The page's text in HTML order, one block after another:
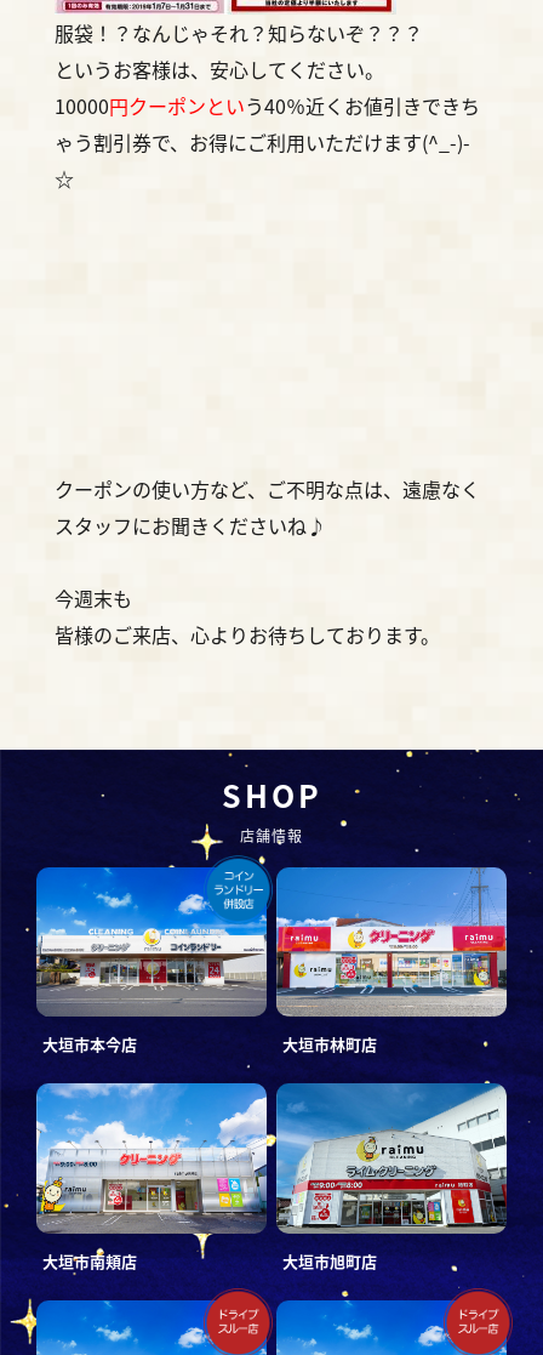
服袋！？なんじゃそれ？知らないぞ？？？
というお客様は、安心してください。
10000円クーポンという40％近くお値引きできち
ゃう割引券で、 お得にご利用いただけます(^_-)-
☆
クーポンの使い方など、ご不明な点は、遠慮なく
スタッフにお聞きくださいね♪
今週末も
皆様のご来店、心よりお待ちしております。
SHOP
店舗情報
大垣市本今店 大垣市林町店
大垣市南頬店 大垣市旭町店